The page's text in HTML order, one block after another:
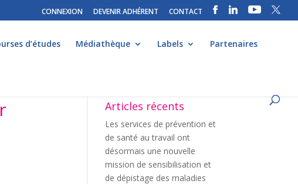
CONNEXION DEVENIR ADHÉRENT CONTACT
d’études Médiathèque Labels Partenaires
Articles récents
Les services de prévention et
de santé au travail ont
désormais une nouvelle
mission de sensibilisation et
de dépistage des maladies